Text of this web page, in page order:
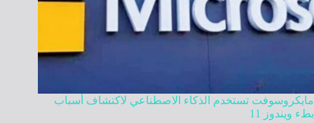
مايكروسوفت تستخدم الذكاء الاصطناعي لاكتشاف أسباب
بطء ويندوز 11